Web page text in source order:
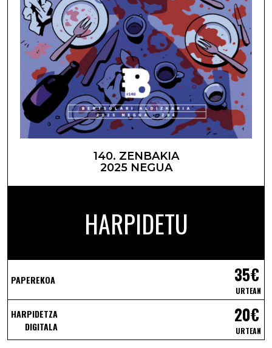
140. ZENBAKIA
2025 NEGUA
HARPIDETU
PAPEREKOA 35€
URTEAN
HARPIDETZA
DIGITALA
20€
URTEAN